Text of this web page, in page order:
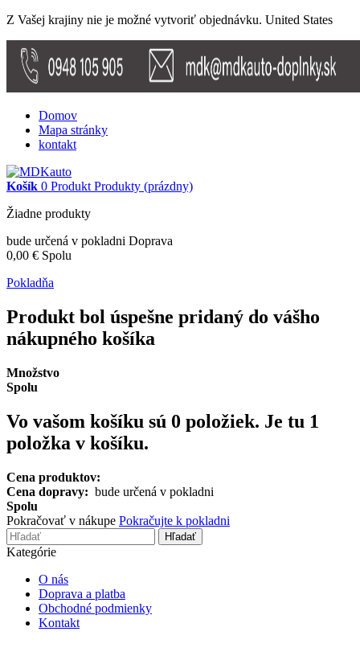
Z Vašej krajiny nie je možné vytvoriť objednávku. United States
Domov
Mapa stránky
kontakt
Košík 0 Produkt Produkty (prázdny)
Žiadne produkty
bude určená v pokladni Doprava
0,00 € Spolu
Pokladňa
Produkt bol úspešne pridaný do vášho
nákupného košíka
Množstvo
Spolu
Vo vašom košíku sú 0 položiek. Je tu 1
položka v košíku.
Cena produktov:
Cena dopravy: bude určená v pokladni
Spolu
Pokračovať v nákupe Pokračujte k pokladni
Hľadať
Kategórie
O nás
Doprava a platba
Obchodné podmienky
Kontakt